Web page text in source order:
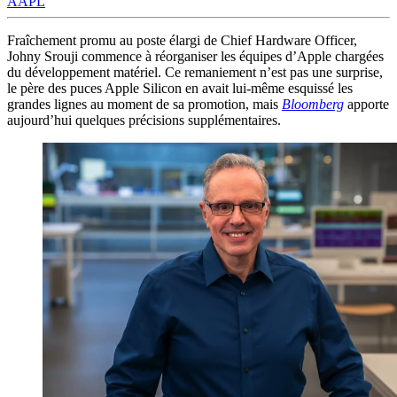
Fraîchement promu au poste élargi de Chief Hardware Officer,
Johny Srouji commence à réorganiser les équipes d’Apple chargées
du développement matériel. Ce remaniement n’est pas une surprise,
le père des puces Apple Silicon en avait lui-même esquissé les
grandes lignes au moment de sa promotion, mais Bloomberg apporte
aujourd’hui quelques précisions supplémentaires.